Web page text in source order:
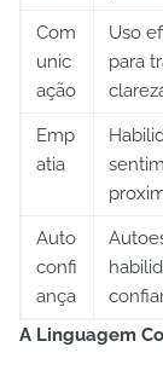
Com
unic
ação
Uso
para
Emp
atia
Auto
confi
ança
A Linguagem